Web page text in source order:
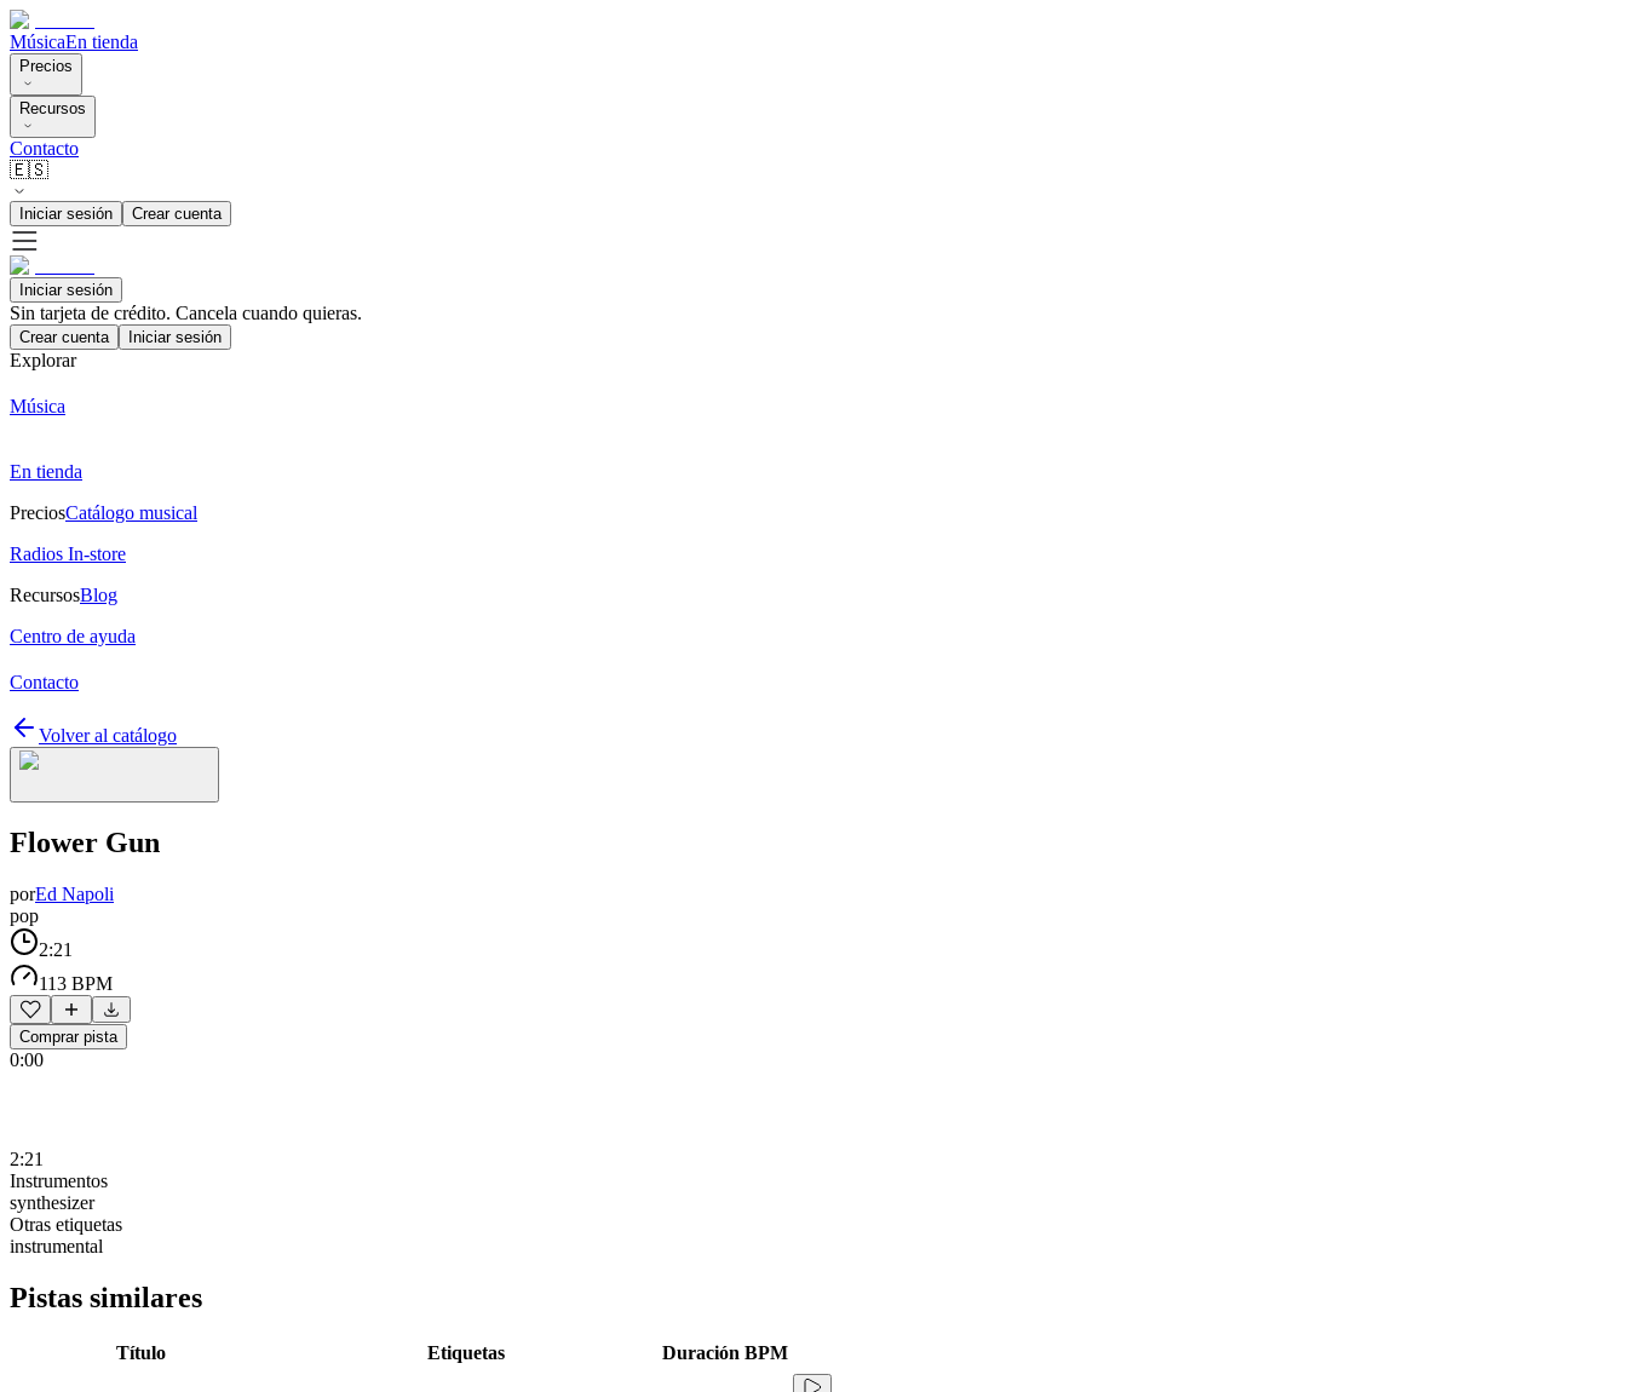
MúsicaEn tienda
Precios
Recursos
Contacto
🇪🇸
Iniciar sesión Crear cuenta
Iniciar sesión
Sin tarjeta de crédito. Cancela cuando quieras.
Crear cuenta Iniciar sesión
Explorar
Música
En tienda
PreciosCatálogo musical
Radios In-store
RecursosBlog
Centro de ayuda
Contacto
Volver al catálogo
Flower Gun
porEd Napoli
pop
2:21
113 BPM
Comprar pista
0:00
2:21
Instrumentos
synthesizer
Otras etiquetas
instrumental
Pistas similares
Título Etiquetas Duración BPM